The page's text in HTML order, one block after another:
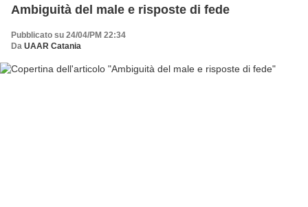
Ambiguità del male e risposte di fede
Pubblicato su 24/04/PM 22:34
Da UAAR Catania